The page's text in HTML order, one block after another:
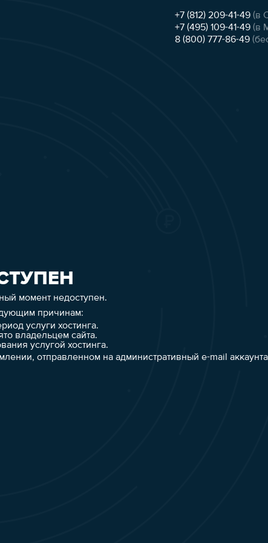
+7 (812) 209-41-49 (в
+7 (495) 109-41-49 (в
8 (800) 777-86-49
момент недоступен.
причинам:
услуги хостинга.
владельцем сайта.
услугой хостинга.
отправленном на административный e-mail